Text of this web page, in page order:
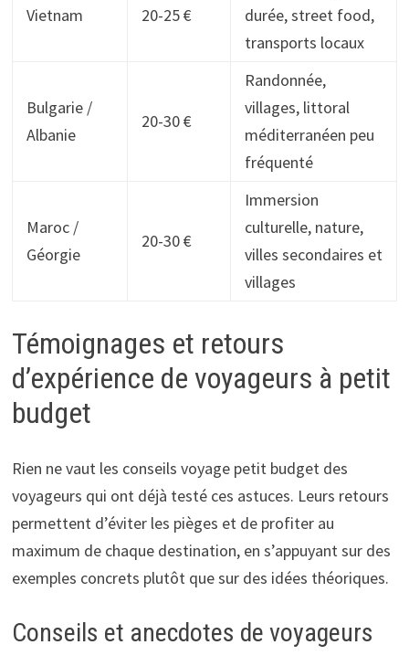
Vietnam 20-25 €
durée, street food,
transports locaux
Bulgarie /
Albanie
20-30 €
Randonnée,
villages, littoral
méditerranéen peu
fréquenté
Maroc /
Géorgie
20-30 €
Immersion
culturelle, nature,
villes secondaires et
villages
Témoignages et retours
d’expérience de voyageurs à petit
budget
Rien ne vaut les conseils voyage petit budget des
voyageurs qui ont déjà testé ces astuces. Leurs retours
permettent d’éviter les pièges et de profiter au
maximum de chaque destination, en s’appuyant sur des
exemples concrets plutôt que sur des idées théoriques.
Conseils et anecdotes de voyageurs